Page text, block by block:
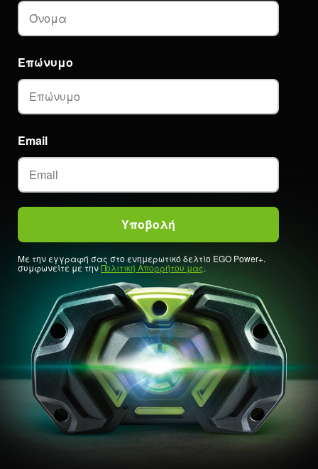
Email
Επώνυμο
Με την εγγραφή σας στο ενημερωτικό δελτίο EGO Power+.
συμφωνείτε με τηνΠολιτική Απορρήτου μας.